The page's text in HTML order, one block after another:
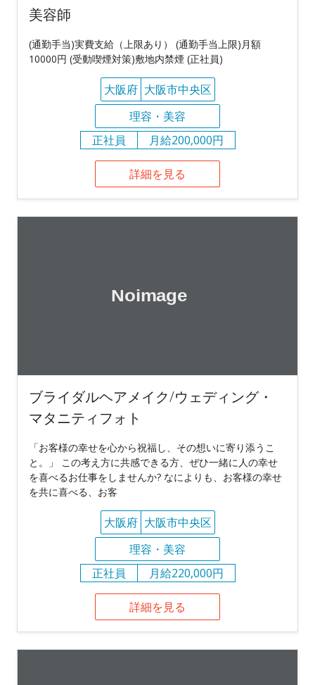
美容師
(通勤手当)実費支給（上限あり） (通勤手当上限)月額
10000円 (受動喫煙対策)敷地内禁煙 (正社員)
大阪府 大阪市中央区
理容・美容
正社員
月給200,000円
詳細を見る
ブライダルヘアメイク/ウェディング・
マタニティフォト
「お客様の幸せを心から祝福し、その想いに寄り添うこ
と。」 この考え方に共感できる方、ぜひ一緒に人の幸せ
を喜べるお仕事をしませんか? なによりも、お客様の幸せ
を共に喜べる、お客
大阪府 大阪市中央区
理容・美容
正社員
月給220,000円
詳細を見る